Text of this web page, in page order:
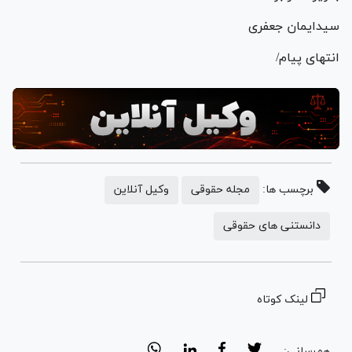
سیدایمان جعفری
انتهای پیام/
برچسب ها: مجله حقوقی وکیل آنلاین
دانستنی های حقوقی
لینک کوتاه